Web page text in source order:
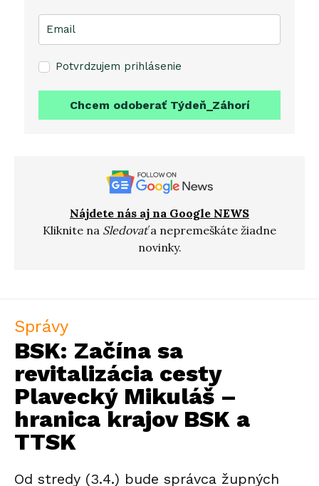
Potvrdzujem prihlásenie
Chcem odoberať Týdeň_Záhorí
Nájdete nás aj na Google NEWS
Kliknite na Sledovaťa nepremeškáte žiadne
novinky.
Správy
BSK: Začína sa
revitalizácia cesty
Plavecký Mikuláš –
hranica krajov BSK a
TTSK
Od stredy (3.4.) bude správca župných